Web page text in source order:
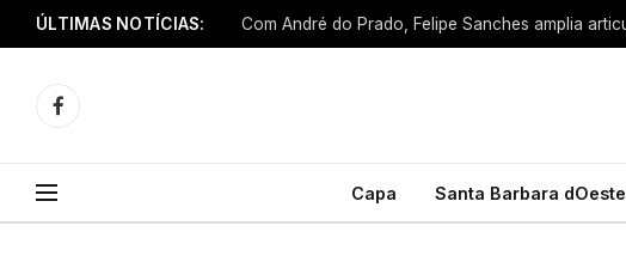
ÚLTIMAS NOTÍCIAS:
Facebook
Capa Santa Barbara dOeste